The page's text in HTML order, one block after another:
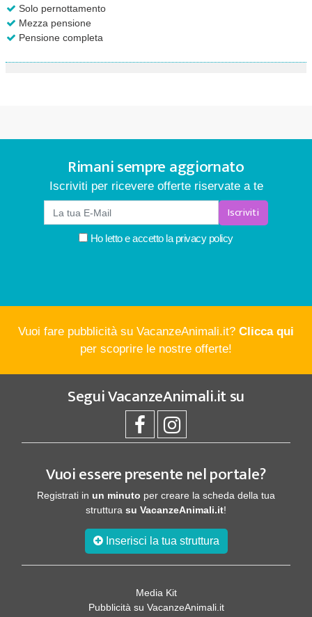
Solo pernottamento
Mezza pensione
Pensione completa
Rimani sempre aggiornato
Iscriviti per ricevere offerte riservate a te
Iscriviti
Ho letto e accetto la privacy policy
Vuoi fare pubblicità su VacanzeAnimali.it? Clicca qui
per scoprire le nostre offerte!
SeguiVacanzeAnimali.itsu
Vuoi essere presente nel portale?
Registrati in un minuto per creare la scheda della tua
struttura su VacanzeAnimali.it!
Inserisci la tua struttura
Media Kit
Pubblicità su VacanzeAnimali.it